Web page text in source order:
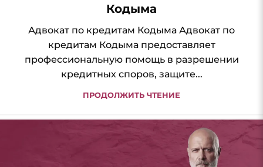
Кодыма
Адвокат по кредитам Кодыма Адвокат по
кредитам Кодыма предоставляет
профессиональную помощь в разрешении
кредитных споров, защите...
ПРОДОЛЖИТЬ ЧТЕНИЕ